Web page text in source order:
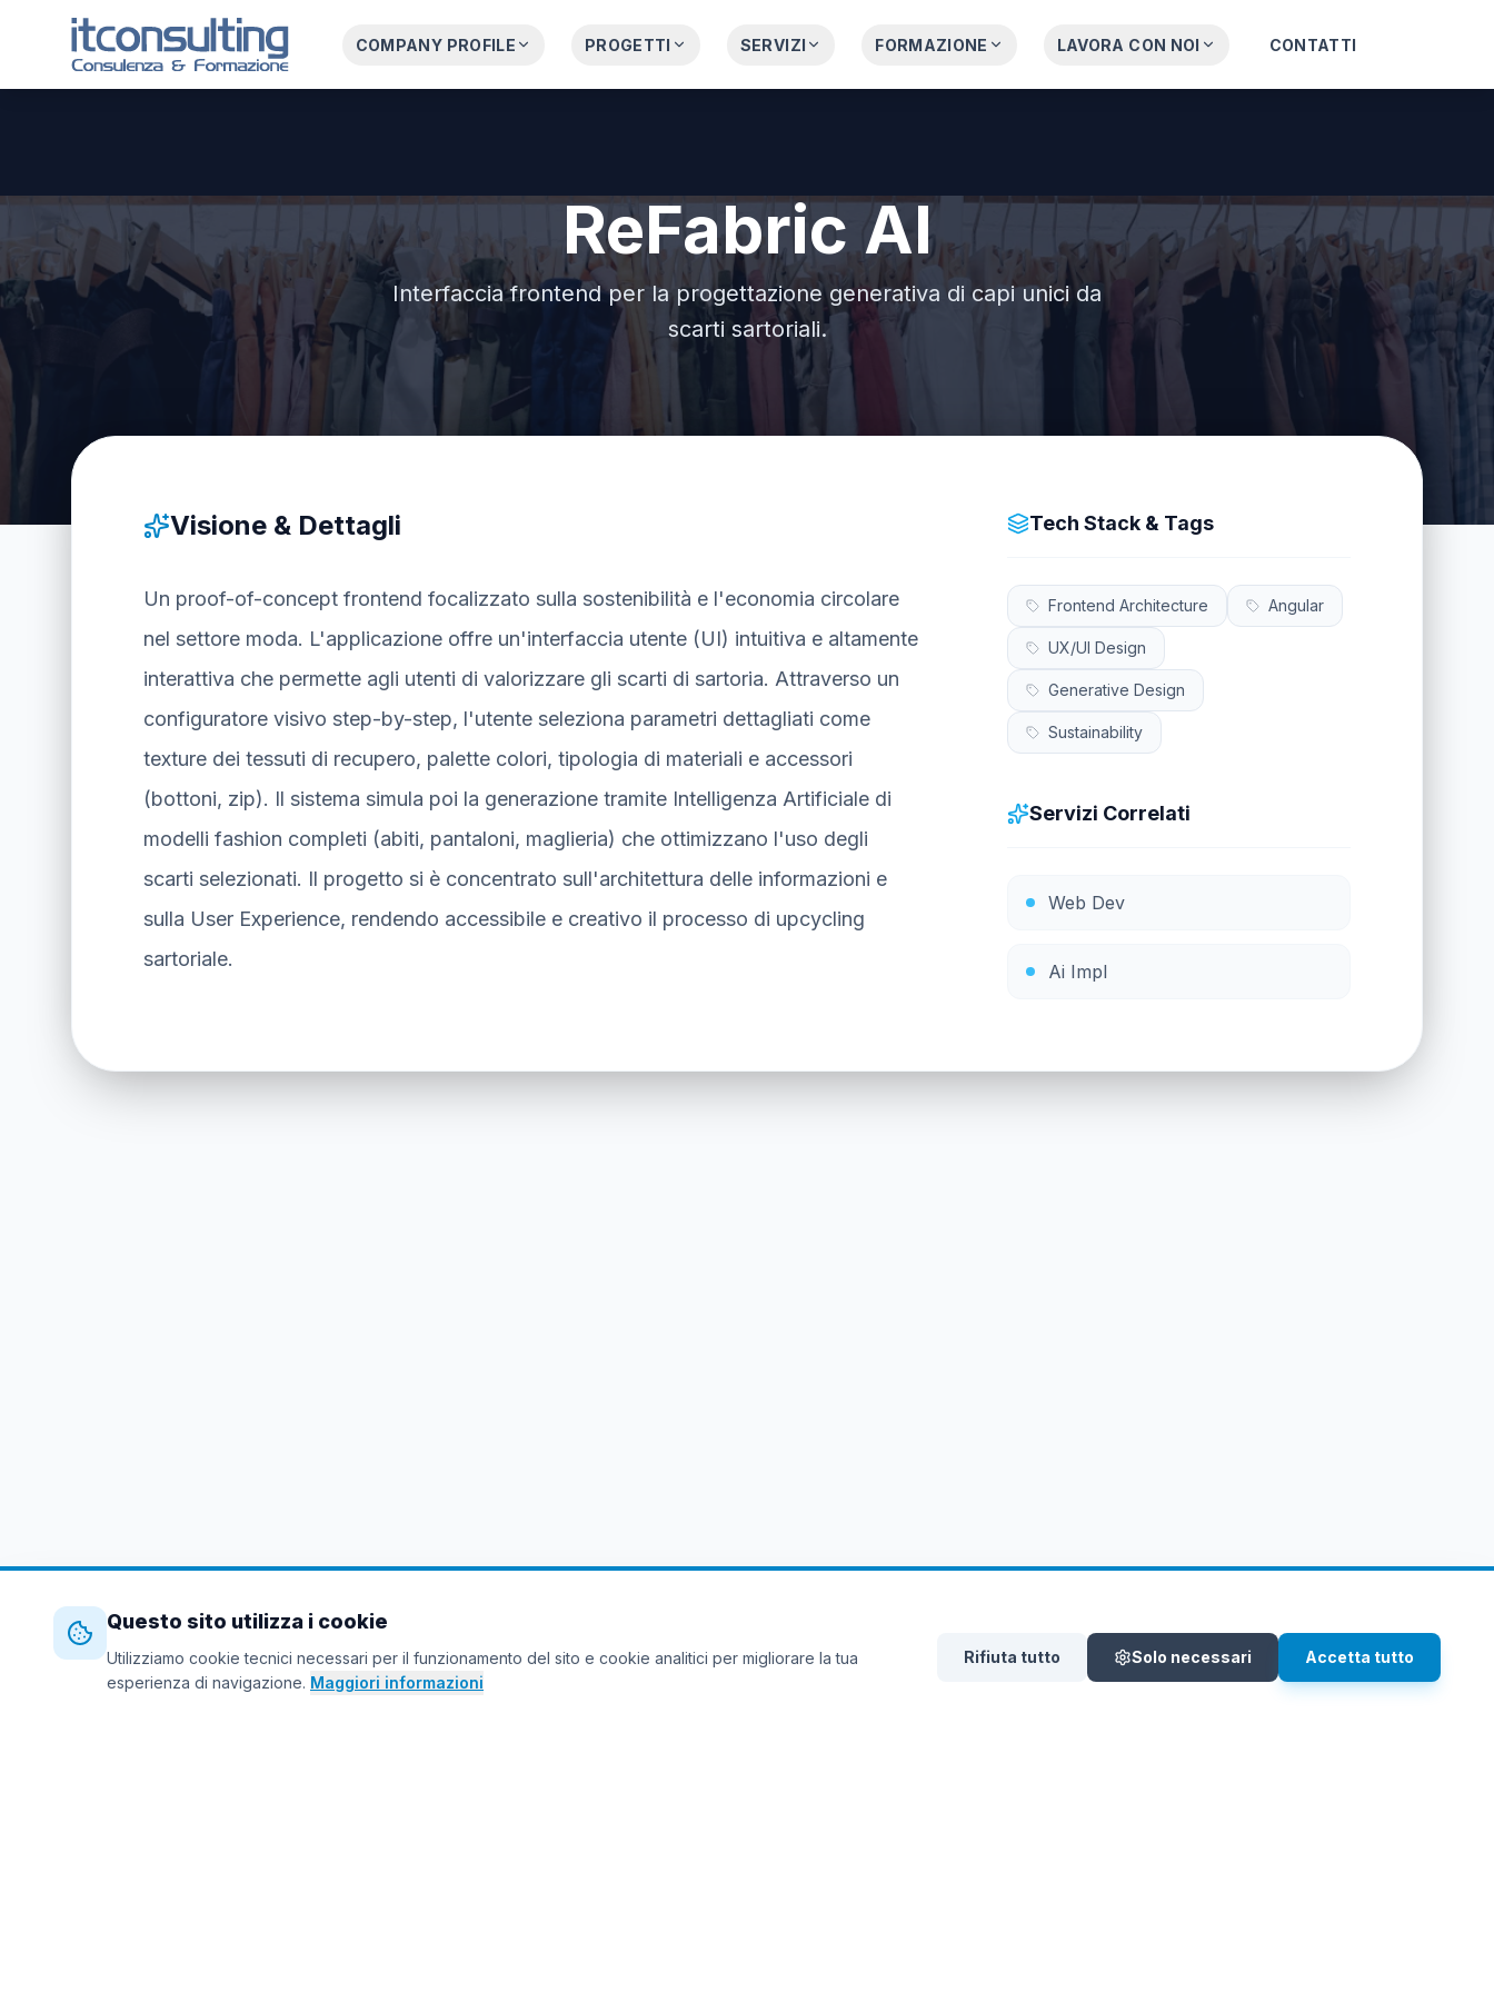
COMPANY PROFILE PROGETTI SERVIZI FORMAZIONE LAVORA CON NOI CONTATTI
ReFabric AI
Interfaccia frontend per la progettazione generativa di capi unici da
scarti sartoriali.
Visione & Dettagli
Un proof-of-concept frontend focalizzato sulla sostenibilità e l'economia circolare
nel settore moda. L'applicazione offre un'interfaccia utente (UI) intuitiva e altamente
interattiva che permette agli utenti di valorizzare gli scarti di sartoria. Attraverso un
configuratore visivo step-by-step, l'utente seleziona parametri dettagliati come
texture dei tessuti di recupero, palette colori, tipologia di materiali e accessori
(bottoni, zip). Il sistema simula poi la generazione tramite Intelligenza Artificiale di
modelli fashion completi (abiti, pantaloni, maglieria) che ottimizzano l'uso degli
scarti selezionati. Il progetto si è concentrato sull'architettura delle informazioni e
sulla User Experience, rendendo accessibile e creativo il processo di upcycling
sartoriale.
Tech Stack & Tags
Frontend Architecture Angular
UX/UI Design
Generative Design
Sustainability
Servizi Correlati
Web Dev
Ai Impl
Questo sito utilizza i cookie
Utilizziamo cookie tecnici necessari per il funzionamento del sito e cookie analitici per migliorare la tua
esperienza di navigazione. Maggiori informazioni
Rifiuta tutto Solo necessari Accetta tutto